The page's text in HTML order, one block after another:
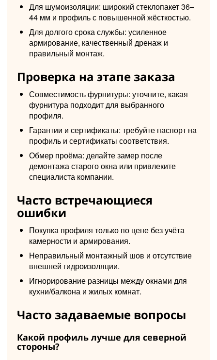
Для шумоизоляции: широкий стеклопакет 36–
44 мм и профиль с повышенной жёсткостью.
Для долгого срока службы: усиленное
армирование, качественный дренаж и
правильный монтаж.
Проверка на этапе заказа
Совместимость фурнитуры: уточните, какая
фурнитура подходит для выбранного
профиля.
Гарантии и сертификаты: требуйте паспорт на
профиль и сертификаты соответствия.
Обмер проёма: делайте замер после
демонтажа старого окна или привлеките
специалиста компании.
Часто встречающиеся
ошибки
Покупка профиля только по цене без учёта
камерности и армирования.
Неправильный монтажный шов и отсутствие
внешней гидроизоляции.
Игнорирование разницы между окнами для
кухни/балкона и жилых комнат.
Часто задаваемые вопросы
Какой профиль лучше для северной
стороны?